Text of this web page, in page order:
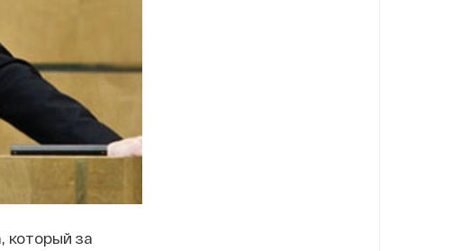
который за